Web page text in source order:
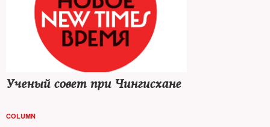
Ученый совет при Чингисхане
COLUMN